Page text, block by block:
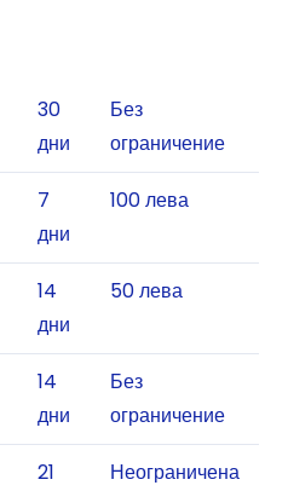
30
дни
Без
ограничение
7
дни
100 лева
14
дни
50 лева
14
дни
Без
ограничение
21
Неограничена